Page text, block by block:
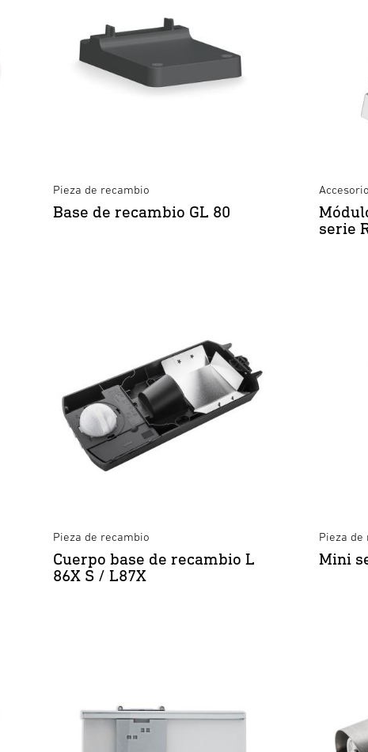
Pieza de recambio
Base de recambio GL 80
serie
Pieza de recambio
Cuerpo base de recambio L
86X S / L87X
Pieza de
Mini
Barra luminosa LED GL
Barra luminosa LED L